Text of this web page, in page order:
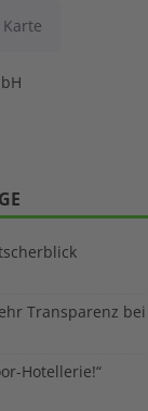
Karte
Transparenz
Hotellerie!“